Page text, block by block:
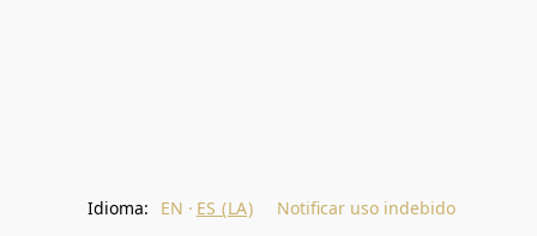
Idioma: EN ES (LA) Notificar uso indebido